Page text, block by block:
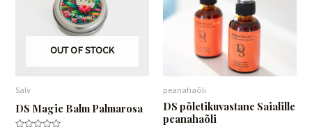
OUT OF STOCK
Salv
DS Magic Balm Palmarosa
peanahaõli
DS põletikuvastane Saialille
peanahaõli